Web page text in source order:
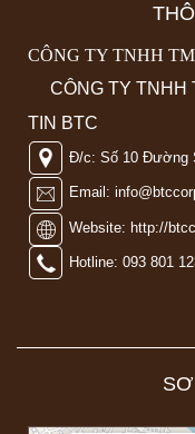
CÔNG TY TNHH
CÔNG TY TNHH
TIN BTC
Đ/c: Số 10 Đường
Email:
Website: http://
Hotline: 093 801